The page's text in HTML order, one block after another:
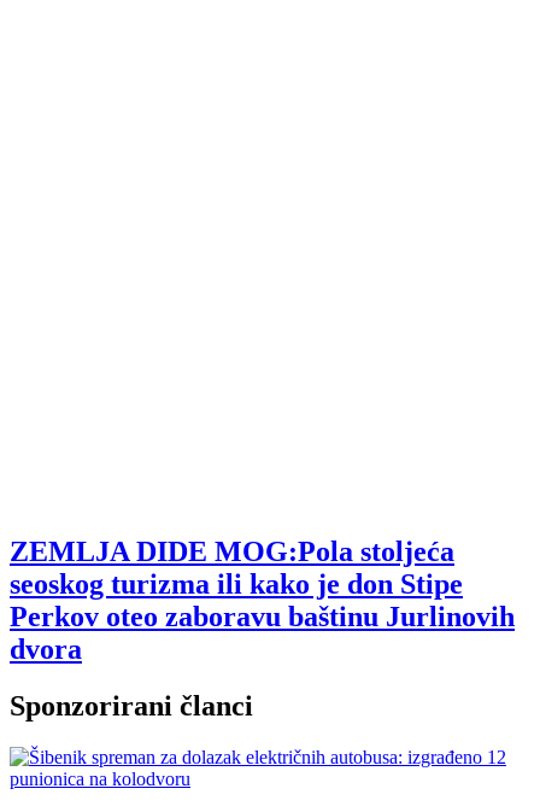
ZEMLJA DIDE MOG:Pola stoljeća
seoskog turizma ili kako je don Stipe
Perkov oteo zaboravu baštinu Jurlinovih
dvora
Sponzorirani članci